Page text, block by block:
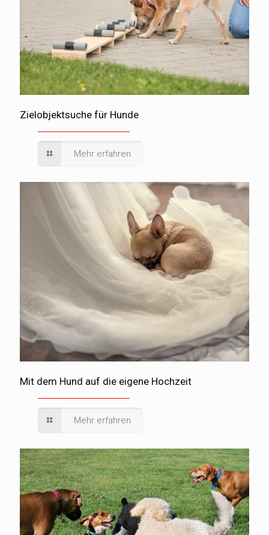
Zielobjektsuche für Hunde
Mehr erfahren
Mit dem Hund auf die eigene Hochzeit
Mehr erfahren